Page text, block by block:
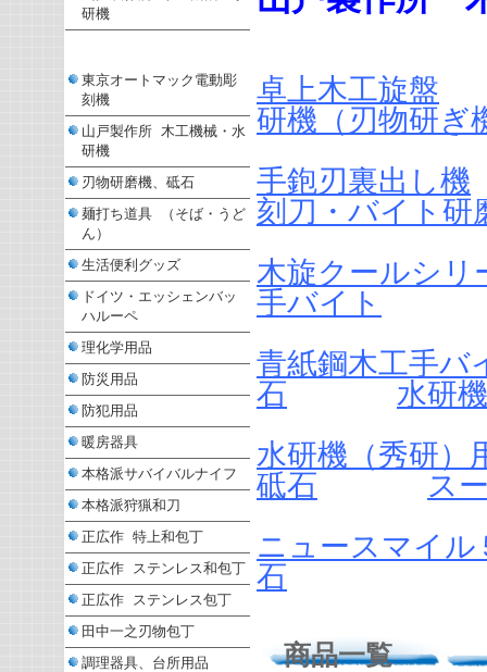
研機
東京オートマック電動彫
刻機
山戸製作所 木工機械・水
研機
刃物研磨機、砥石
麺打ち道具 （そば・うど
ん）
生活便利グッズ
ドイツ・エッシェンバッ
ハルーペ
理化学用品
防災用品
防犯用品
暖房器具
本格派サバイバルナイフ
本格派狩猟和刀
正広作 特上和包丁
正広作 ステンレス和包丁
正広作 ステンレス包丁
田中一之刃物包丁
調理器具、台所用品
卓上木工旋盤
研機（刃物研ぎ
手鉋刃裏出し機
刻刀・バイト研
木旋クールシリ
手バイト
青紙鋼木工手バ
石
水研
水研機（秀研）
砥石
ス
ニュースマイル
石
商品一覧